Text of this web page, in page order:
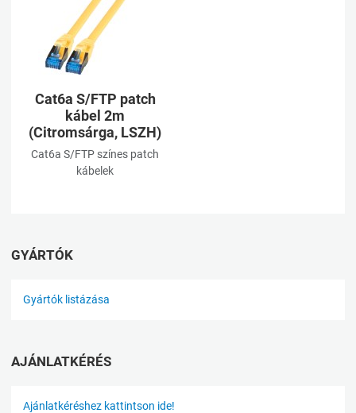
Cat6a S/FTP patch
kábel 2m
(Citromsárga, LSZH)
Cat6a S/FTP színes patch
kábelek
GYÁRTÓK
Gyártók listázása
AJÁNLATKÉRÉS
Ajánlatkéréshez kattintson ide!